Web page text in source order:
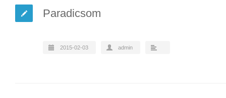
Paradicsom
2015-02-03 admin